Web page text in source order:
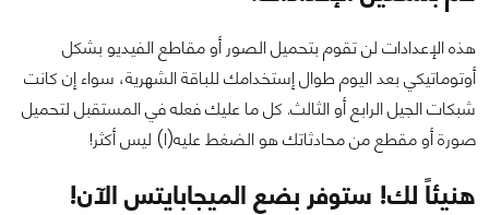
هذه الإعدادات لن تقوم بتحميل الصور أو مقاطع الفيديو بشكل
أوتوماتيكي بعد اليوم طوال إستخدامك للباقة الشهرية، سواء إن كانت
شبكات الجيل الرابع أو الثالث. كل ما عليك فعله في المستقبل لتحميل
صورة أو مقطع من محادثاتك هو الضغط عليه(ا) ليس أكثر!
هنيئاً لك! ستوفر بضع الميجابايتس الآن!